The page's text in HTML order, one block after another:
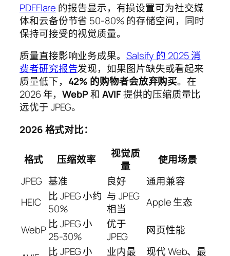
PDFFlare 的报告显示，有损设置可为社交媒
体和云备份节省 50-80% 的存储空间，同时
保持可接受的视觉质量。
质量直接影响业务成果。 Salsify 的 2025 消
费者研究报告发现，如果图片缺失或看起来
质量低下， 42% 的购物者会放弃购买。在
2026 年，WebP和 AVIF提供的压缩质量比
远优于 JPEG。
2026 格式对比：
格式 压缩效率
视觉质
量
使用场景
JPEG 基准 良好
通用兼容
HEIC
比 JPEG 小约
50%
与 JPEG
相当
Apple 生态
WebP 比 JPEG 小
25-30%
优于
JPEG
网页性能
比 JPEG 小
业内最
现代 Web、最